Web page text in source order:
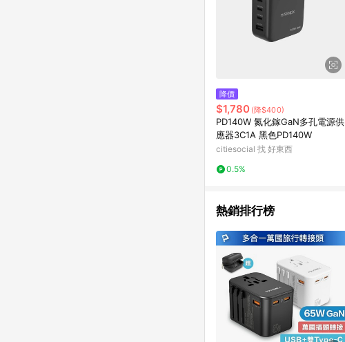
降價
$1,780 (降$400)
PD140W 氮化鎵GaN多孔電源供
應器3C1A 黑色PD140W
citiesocial 找 好東西
0.5%
熱銷排行榜